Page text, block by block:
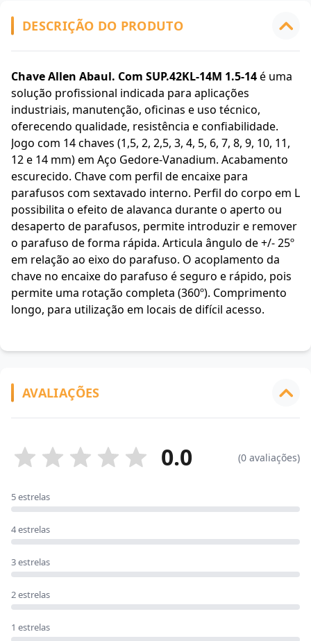
DESCRIÇÃO DO PRODUTO
Chave Allen Abaul. Com SUP.42KL-14M 1.5-14é uma
solução profissional indicada para aplicações
industriais, manutenção, oficinas e uso técnico,
oferecendo qualidade, resistência e confiabilidade.
Jogo com 14 chaves (1,5, 2, 2,5, 3, 4, 5, 6, 7, 8, 9, 10, 11,
12 e 14 mm) em Aço Gedore-Vanadium. Acabamento
escurecido. Chave com perfil de encaixe para
parafusos com sextavado interno. Perfil do corpo em L
possibilita o efeito de alavanca durante o aperto ou
desaperto de parafusos, permite introduzir e remover
o parafuso de forma rápida. Articula ângulo de +/- 25º
em relação ao eixo do parafuso. O acoplamento da
chave no encaixe do parafuso é seguro e rápido, pois
permite uma rotação completa (360º). Comprimento
longo, para utilização em locais de difícil acesso.
AVALIAÇÕES
0.0 (0 avaliações)
5 estrelas
4 estrelas
3 estrelas
2 estrelas
1 estrelas